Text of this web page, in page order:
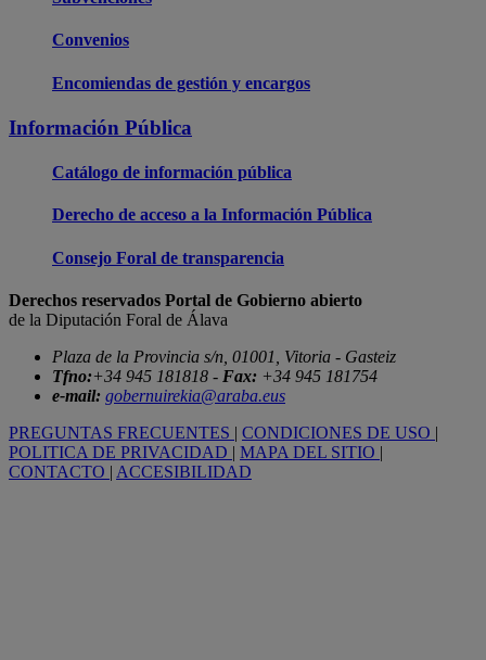
Convenios
Encomiendas de gestión y encargos
Información Pública
Catálogo de información pública
Derecho de acceso a la Información Pública
Consejo Foral de transparencia
Derechos reservados Portal de Gobierno abierto
de la Diputación Foral de Álava
Plaza de la Provincia s/n, 01001, Vitoria - Gasteiz
Tfno:+34 945 181818 - Fax: +34 945 181754
e-mail: gobernuirekia@araba.eus
PREGUNTAS FRECUENTES | CONDICIONES DE USO |
POLITICA DE PRIVACIDAD | MAPA DEL SITIO |
CONTACTO | ACCESIBILIDAD